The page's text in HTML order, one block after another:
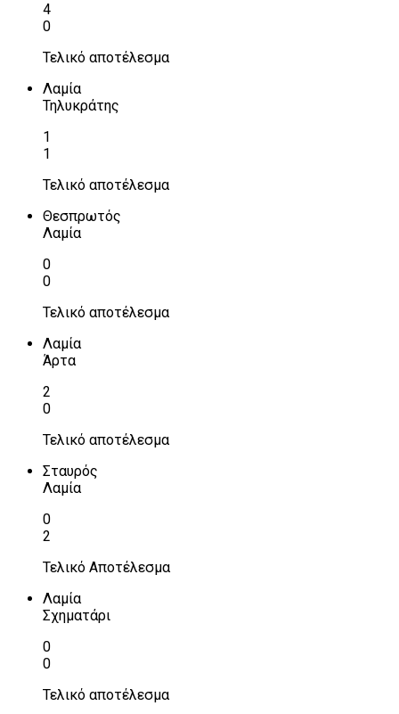
4
0
Τελικό αποτέλεσμα
Λαμία
Τηλυκράτης
1
1
Τελικό αποτέλεσμα
Θεσπρωτός
Λαμία
0
0
Τελικό αποτέλεσμα
Λαμία
Άρτα
2
0
Τελικό αποτέλεσμα
Σταυρός
Λαμία
0
2
Τελικό Αποτέλεσμα
Λαμία
Σχηματάρι
0
0
Τελικό αποτέλεσμα